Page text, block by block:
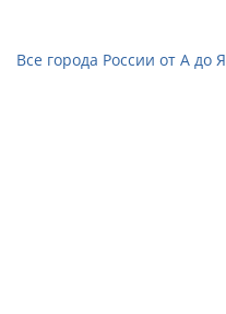
Все города России от А до Я